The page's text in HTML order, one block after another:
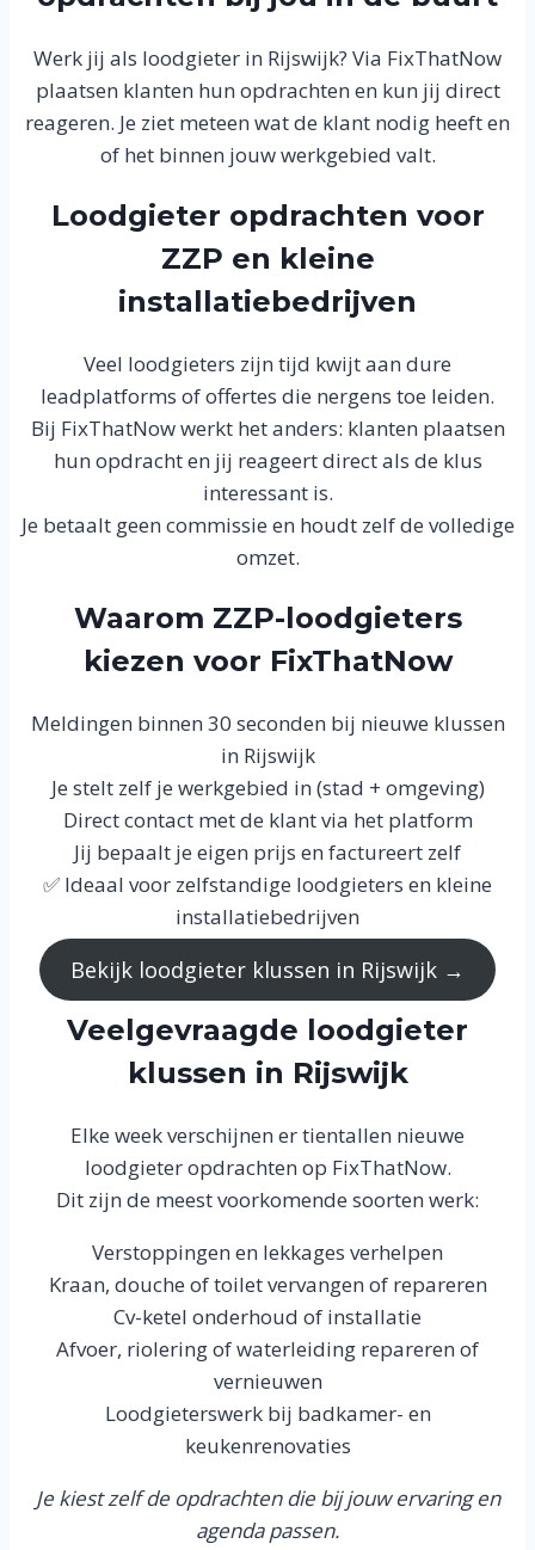
Werk jij als loodgieter in Rijswijk? Via FixThatNow
plaatsen klanten hun opdrachten en kun jij direct
reageren. Je ziet meteen wat de klant nodig heeft en
of het binnen jouw werkgebied valt.
Loodgieter opdrachten voor
ZZP en kleine
installatiebedrijven
Veel loodgieters zijn tijd kwijt aan dure
leadplatforms of offertes die nergens toe leiden.
Bij FixThatNow werkt het anders: klanten plaatsen
hun opdracht en jij reageert direct als de klus
interessant is.
Je betaalt geen commissie en houdt zelf de volledige
omzet.
Waarom ZZP-loodgieters
kiezen voor FixThatNow
Meldingen binnen 30 seconden bij nieuwe klussen
in Rijswijk
Je stelt zelf je werkgebied in (stad + omgeving)
Direct contact met de klant via het platform
Jij bepaalt je eigen prijs en factureert zelf
✅ Ideaal voor zelfstandige loodgieters en kleine
installatiebedrijven
Bekijk loodgieter klussen in Rijswijk →
Veelgevraagde loodgieter
klussen in Rijswijk
Elke week verschijnen er tientallen nieuwe
loodgieter opdrachten op FixThatNow.
Dit zijn de meest voorkomende soorten werk:
Verstoppingen en lekkages verhelpen
Kraan, douche of toilet vervangen of repareren
Cv-ketel onderhoud of installatie
Afvoer, riolering of waterleiding repareren of
vernieuwen
Loodgieterswerk bij badkamer- en
keukenrenovaties
Je kiest zelf de opdrachten die bij jouw ervaring en
agenda passen.